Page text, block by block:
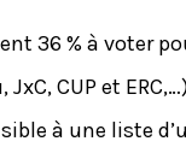
% à voter
CUP et
à une liste